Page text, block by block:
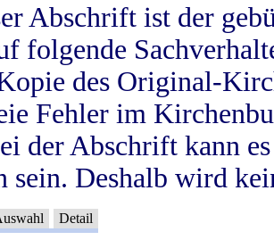
Abschrift ist der
folgende
des Original-
Fehler im
der Abschrift kann
sein. Deshalb wird
Detail